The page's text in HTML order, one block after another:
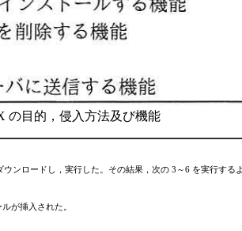
の目的，侵入方法及び機能
ロードし，実行した。その結果，次の 3～6 を実行する
が挿入された。